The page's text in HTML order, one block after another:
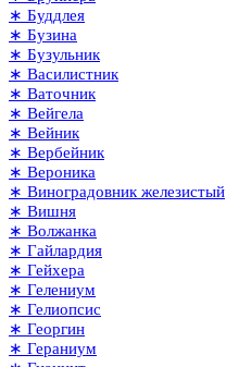
∗ Буддлея
∗ Бузина
∗ Бузульник
∗ Василистник
∗ Ваточник
∗ Вейгела
∗ Вейник
∗ Вербейник
∗ Вероника
∗ Виноградовник железистый
∗ Вишня
∗ Волжанка
∗ Гайлардия
∗ Гейхера
∗ Гелениум
∗ Гелиопсис
∗ Георгин
∗ Гераниум